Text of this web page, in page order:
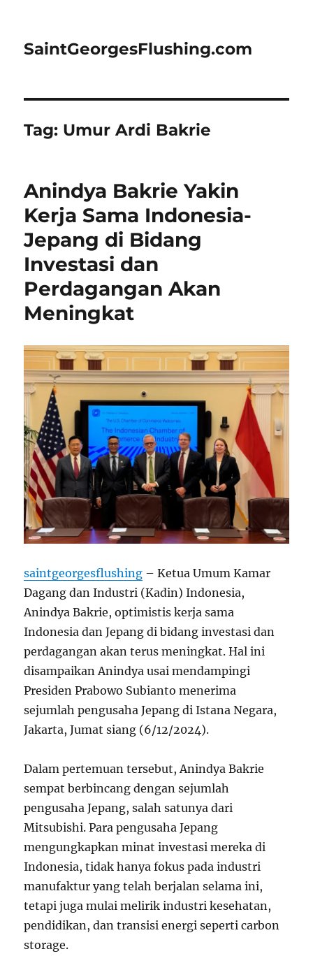
SaintGeorgesFlushing.com
Tag: Umur Ardi Bakrie
Anindya Bakrie Yakin
Kerja Sama Indonesia-
Jepang di Bidang
Investasi dan
Perdagangan Akan
Meningkat
saintgeorgesflushing – Ketua Umum Kamar
Dagang dan Industri (Kadin) Indonesia,
Anindya Bakrie, optimistis kerja sama
Indonesia dan Jepang di bidang investasi dan
perdagangan akan terus meningkat. Hal ini
disampaikan Anindya usai mendampingi
Presiden Prabowo Subianto menerima
sejumlah pengusaha Jepang di Istana Negara,
Jakarta, Jumat siang (6/12/2024).
Dalam pertemuan tersebut, Anindya Bakrie
sempat berbincang dengan sejumlah
pengusaha Jepang, salah satunya dari
Mitsubishi. Para pengusaha Jepang
mengungkapkan minat investasi mereka di
Indonesia, tidak hanya fokus pada industri
manufaktur yang telah berjalan selama ini,
tetapi juga mulai melirik industri kesehatan,
pendidikan, dan transisi energi seperti carbon
storage.